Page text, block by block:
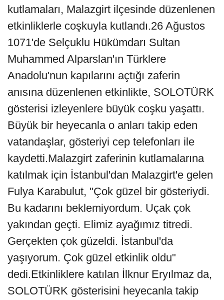
kutlamaları, Malazgirt ilçesinde düzenlenen
etkinliklerle coşkuyla kutlandı.26 Ağustos
1071'de Selçuklu Hükümdarı Sultan
Muhammed Alparslan'ın Türklere
Anadolu'nun kapılarını açtığı zaferin
anısına düzenlenen etkinlikte, SOLOTÜRK
gösterisi izleyenlere büyük coşku yaşattı.
Büyük bir heyecanla o anları takip eden
vatandaşlar, gösteriyi cep telefonları ile
kaydetti.Malazgirt zaferinin kutlamalarına
katılmak için İstanbul'dan Malazgirt'e gelen
Fulya Karabulut, "Çok güzel bir gösteriydi.
Bu kadarını beklemiyordum. Uçak çok
yakından geçti. Elimiz ayağımız titredi.
Gerçekten çok güzeldi. İstanbul'da
yaşıyorum. Çok güzel etkinlik oldu"
dedi.Etkinliklere katılan İlknur Eryılmaz da,
SOLOTÜRK gösterisini heyecanla takip